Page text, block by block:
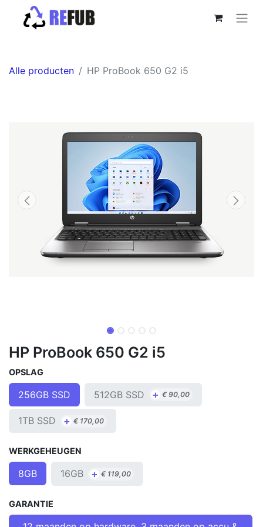
Alle producten HP ProBook 650 G2 i5
HP ProBook 650 G2 i5
OPSLAG
256GB SSD 512GB SSD + €90,00
1TB SSD + € 170,00
WERKGEHEUGEN
8GB 16GB + € 119,00
GARANTIE